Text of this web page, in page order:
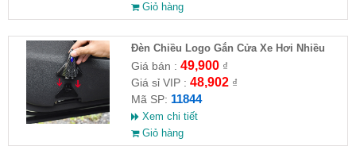
Giỏ hàng
Đèn Chiều Logo Gắn Cửa Xe Hơi Nhiều
Hình
Giá bán : 49,900₫
Giá sỉ VIP : 48,902₫
Mã SP: 11844
Xem chi tiết
Giỏ hàng